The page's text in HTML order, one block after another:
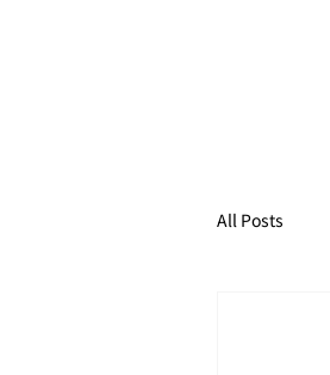
All Posts